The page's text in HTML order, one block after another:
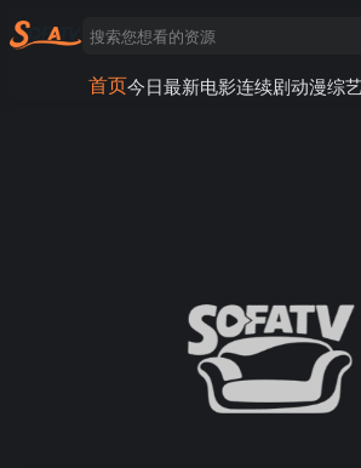
首页今日最新电影连续剧动漫综